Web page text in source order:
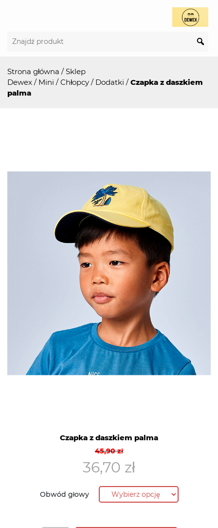
Strona główna /Sklep
Dewex / Mini /Chłopcy / Dodatki /Czapka z daszkiem
palma
Czapka z daszkiem palma
45,90zł
Pierwotna
cena
wynosiła:
36,70 zł
Aktualna
cena
wynosi:
Obwód głowy